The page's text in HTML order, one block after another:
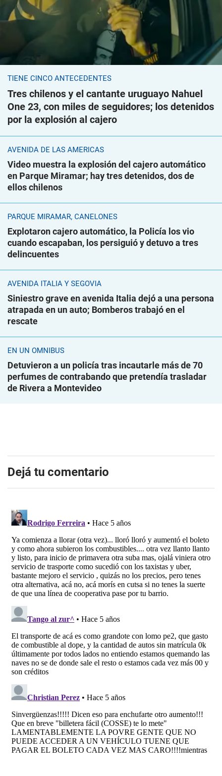
TIENE CINCO ANTECEDENTES
Tres chilenos y el cantante uruguayo Nahuel
One 23, con miles de seguidores; los detenidos
por la explosión al cajero
AVENIDA DE LAS AMÉRICAS
Video muestra la explosión del cajero automático
en Parque Miramar; hay tres detenidos, dos de
ellos chilenos
PARQUE MIRAMAR, CANELONES
Explotaron cajero automático, la Policía los vio
cuando escapaban, los persiguió y detuvo a tres
delincuentes
AVENIDA ITALIA Y SEGOVIA
Siniestro grave en avenida Italia dejó a una persona
atrapada en un auto; Bomberos trabajó en el
rescate
EN UN ÓMNIBUS
Detuvieron a un policía tras incautarle más de 70
perfumes de contrabando que pretendía trasladar
de Rivera a Montevideo
Dejá tu comentario